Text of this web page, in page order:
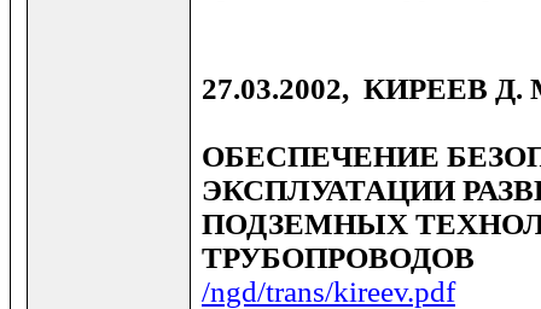
27.03.2002, КИРЕЕВ Д.
ОБЕСПЕЧЕНИЕ
ЭКСПЛУАТАЦИИ
ПОДЗЕМНЫХ
ТРУБОПРОВОДОВ
/ngd/trans/kireev.pdf